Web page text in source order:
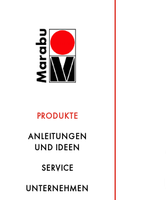
PRODUKTE
ANLEITUNGEN
UND IDEEN
SERVICE
UNTERNEHMEN